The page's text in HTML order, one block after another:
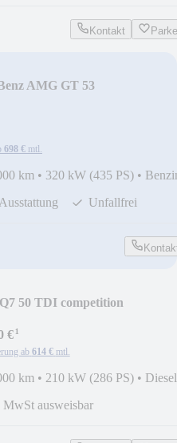
Kontakt
AMG GT 53
698 € mtl.
km • 320 kW (435 PS) •
Unfallfrei
50 TDI competition
€¹
ab 614 € mtl.
km • 210 kW (286 PS) • Diesel
MwSt ausweisbar